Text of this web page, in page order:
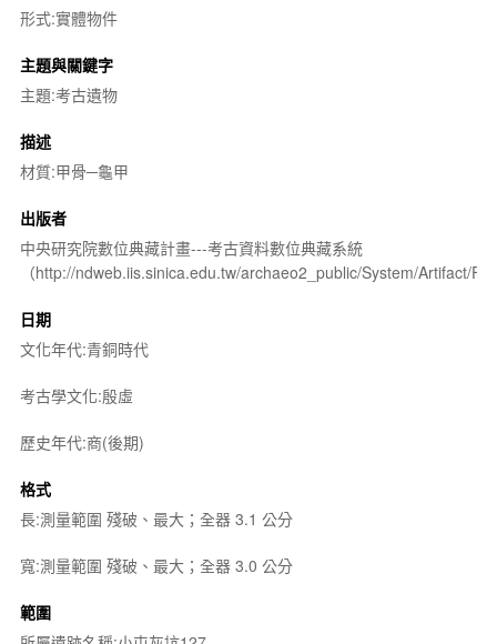
形式:實體物件
主題與關鍵字
主題:考古遺物
描述
材質:甲骨─龜甲
出版者
中央研究院數位典藏計畫---考古資料數位典藏系統
（http://ndweb.iis.sinica.edu.tw/archaeo2_public/System/Artifact/
日期
文化年代:青銅時代
考古學文化:殷虛
歷史年代:商(後期)
格式
長:測量範圍 殘破、最大；全器 3.1 公分
寬:測量範圍 殘破、最大；全器 3.0 公分
範圍